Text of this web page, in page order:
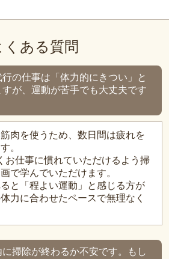
くある質問
行の仕事は「体力的にきつい」と
すが、運動が苦手でも大丈夫です
肉を使うため、数日間は疲れを
。
お仕事に慣れていただけるよう掃
で学んでいただけます。
と「程よい運動」と感じる方が
力に合わせたペースで無理なく
に掃除が終わるか不安です。もし